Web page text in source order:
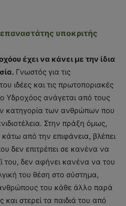
υποκριτής
έχει να κάνει με την ίδια
Γνωστός για τις
ιδέες και τις πρωτοποριακές
Υδροχόος ανάγεται από τους
κατηγορία των ανθρώπων που
Στην πράξη όμως,
κάτω από την επιφάνεια, βλέπει
δεν επιτρέπει σε κανένα να
του, δεν αφήνει κανένα να του
του θέση στο σύστημα,
του κάθε άλλο παρά
και στερεί τα παιδιά του από